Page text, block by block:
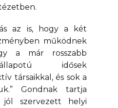
az is, hogy a két
működnek
a már rosszabb
idősek
társaikkal, és sok a
Gondnak tartja
szervezett helyi